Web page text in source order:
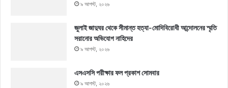
৯ আগস্ট, ২০২৬
জুলাই জাদুঘর থেকে সীমান্ত হত্যা-মোদিবিরোধী আন্দোলনের স্মৃতি
সরানোর অভিযোগ নাহিদের
৯ আগস্ট, ২০২৬
এসএসসি পরীক্ষার ফল প্রকাশ সোমবার
৯ আগস্ট, ২০২৬